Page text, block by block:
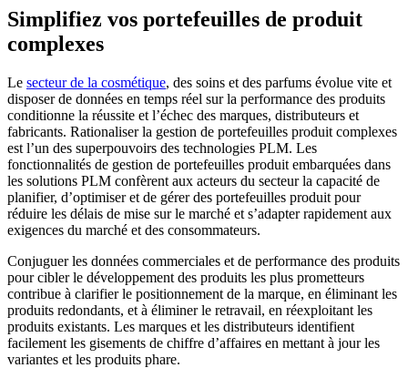
Simplifiez vos portefeuilles de produit
complexes
Le secteur de la cosmétique, des soins et des parfums évolue vite et
disposer de données en temps réel sur la performance des produits
conditionne la réussite et l’échec des marques, distributeurs et
fabricants. Rationaliser la gestion de portefeuilles produit complexes
est l’un des superpouvoirs des technologies PLM. Les
fonctionnalités de gestion de portefeuilles produit embarquées dans
les solutions PLM confèrent aux acteurs du secteur la capacité de
planifier, d’optimiser et de gérer des portefeuilles produit pour
réduire les délais de mise sur le marché et s’adapter rapidement aux
exigences du marché et des consommateurs.
Conjuguer les données commerciales et de performance des produits
pour cibler le développement des produits les plus prometteurs
contribue à clarifier le positionnement de la marque, en éliminant les
produits redondants, et à éliminer le retravail, en réexploitant les
produits existants. Les marques et les distributeurs identifient
facilement les gisements de chiffre d’affaires en mettant à jour les
variantes et les produits phare.